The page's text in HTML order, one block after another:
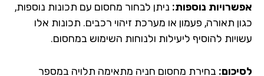
נוספות:ניתן לבחור מחסום עם תכונות נוספות,
תאורה, פעמון או מערכת זיהוי רכבים. תכונות אלו
להוסיף ליעילות ולנוחות השימוש במחסום.
בחירת מחסום חניה מתאימה תלויה במספר